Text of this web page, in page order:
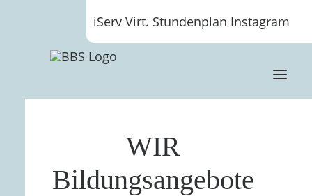
iServ Virt. Stundenplan Instagram
WIR
Bildungsangebote